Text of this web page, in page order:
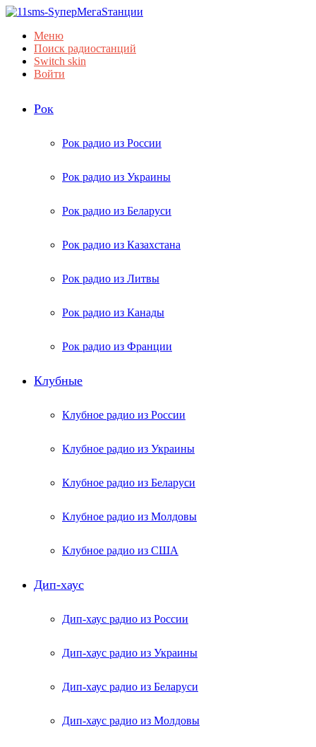
Меню
Поиск радиостанций
Switch skin
Войти
Рок
Рок радио из России
Рок радио из Украины
Рок радио из Беларуси
Рок радио из Казахстана
Рок радио из Литвы
Рок радио из Канады
Рок радио из Франции
Клубные
Клубное радио из России
Клубное радио из Украины
Клубное радио из Беларуси
Клубное радио из Молдовы
Клубное радио из США
Дип-хаус
Дип-хаус радио из России
Дип-хаус радио из Украины
Дип-хаус радио из Беларуси
Дип-хаус радио из Молдовы